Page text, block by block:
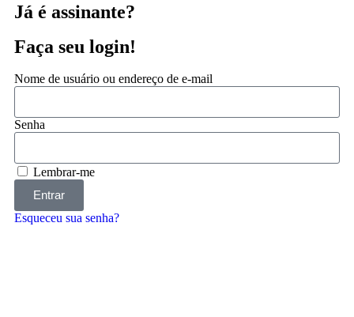
Já é assinante?
Faça seu login!
Nome de usuário ou endereço de e-mail
Senha
Lembrar-me
Entrar
Esqueceu sua senha?